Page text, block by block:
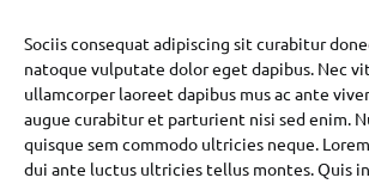
Sociis consequat adipiscing sit curabitur
natoque vulputate dolor eget dapibus. Nec
ullamcorper laoreet dapibus mus ac ante
augue curabitur et parturient nisi sed enim.
quisque sem commodo ultricies neque.
dui ante luctus ultricies tellus montes. Quis